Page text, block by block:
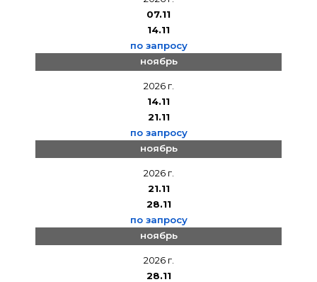
07.11
14.11
по запросу
ноябрь
2026 г.
14.11
21.11
по запросу
ноябрь
2026 г.
21.11
28.11
по запросу
ноябрь
2026 г.
28.11